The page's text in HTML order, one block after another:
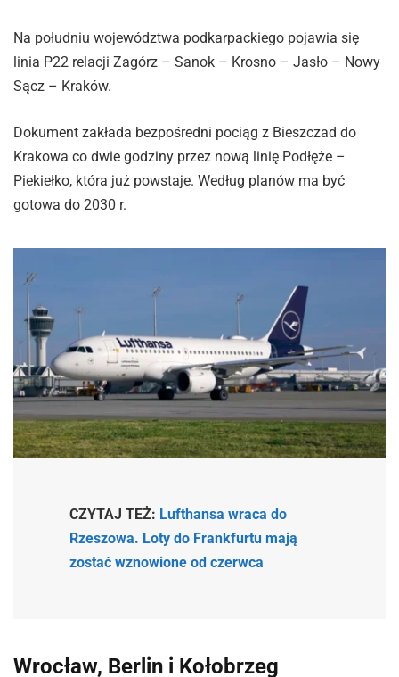
Na południu województwa podkarpackiego pojawia się
linia P22 relacji Zagórz – Sanok – Krosno – Jasło – Nowy
Sącz – Kraków.
Dokument zakłada bezpośredni pociąg z Bieszczad do
Krakowa co dwie godziny przez nową linię Podłęże –
Piekiełko, która już powstaje. Według planów ma być
gotowa do 2030 r.
CZYTAJ TEŻ: Lufthansa wraca do
Rzeszowa. Loty do Frankfurtu mają
zostać wznowione od czerwca
Wrocław, Berlin i Kołobrzeg